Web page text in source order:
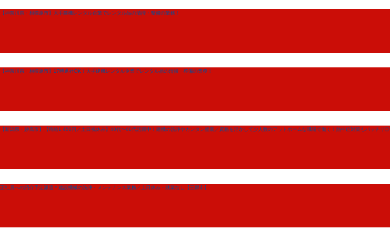
【神奈川県・相模原市】大手建機レンタル企業でレンタル品の清掃・整備の業務！
【神奈川県・相模原市】17時退社OK！大手建機レンタル企業でレンタル品の清掃・整備の業務！
【新潟県・妙高市】【時給1,450円／土日祝休み】40代〜60代活躍中！建機の洗浄やカンタン塗装／資格を活かして少人数のアットホームな職場で働く！熱中症対策もバッチリ◎
正社員への紹介予定派遣＊建設機械の洗浄・メンテナンス業務／土日休み・残業なし【三郷市】